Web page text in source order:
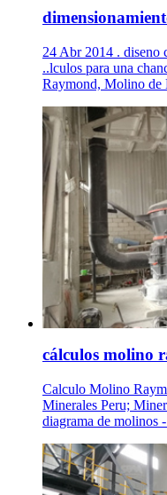
24 Abr 2014 . diseno
..lculos para una
Raymond, Molino de
cálculos molino
Calculo Molino
Minerales Peru;
diagrama de molinos